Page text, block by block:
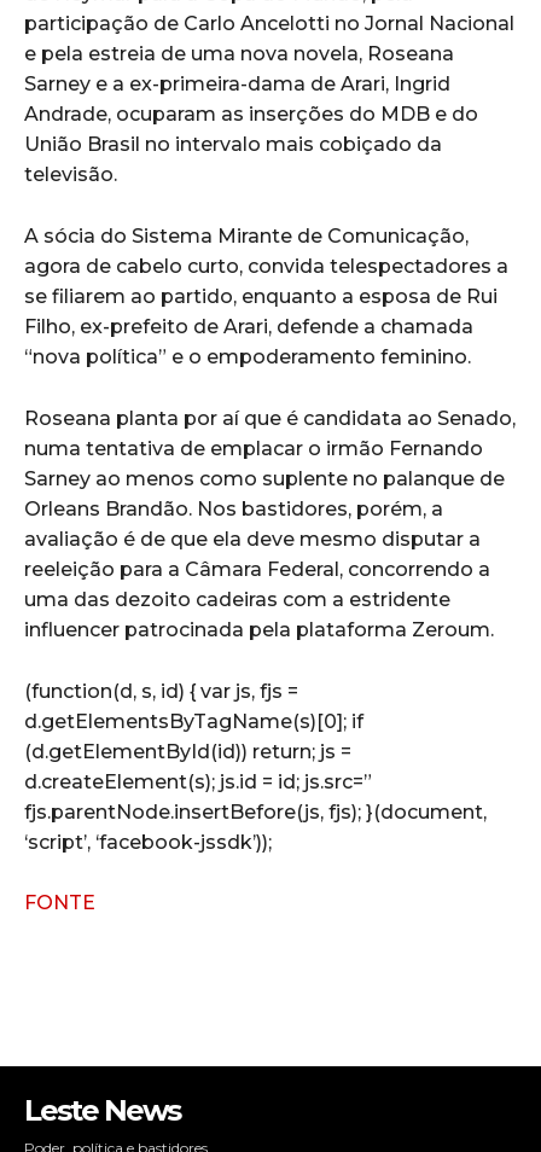
participação de Carlo Ancelotti no Jornal Nacional
e pela estreia de uma nova novela, Roseana
Sarney e a ex-primeira-dama de Arari, Ingrid
Andrade, ocuparam as inserções do MDB e do
União Brasil no intervalo mais cobiçado da
televisão.
A sócia do Sistema Mirante de Comunicação,
agora de cabelo curto, convida telespectadores a
se filiarem ao partido, enquanto a esposa de Rui
Filho, ex-prefeito de Arari, defende a chamada
“nova política” e o empoderamento feminino.
Roseana planta por aí que é candidata ao Senado,
numa tentativa de emplacar o irmão Fernando
Sarney ao menos como suplente no palanque de
Orleans Brandão. Nos bastidores, porém, a
avaliação é de que ela deve mesmo disputar a
reeleição para a Câmara Federal, concorrendo a
uma das dezoito cadeiras com a estridente
influencer patrocinada pela plataforma Zeroum.
(function(d, s, id) { var js, fjs =
d.getElementsByTagName(s)[0]; if
(d.getElementById(id)) return; js =
d.createElement(s); js.id = id; js.src=”
fjs.parentNode.insertBefore(js, fjs); }(document,
‘script’, ‘facebook-jssdk’));
FONTE
Leste News
Poder, política e bastidores